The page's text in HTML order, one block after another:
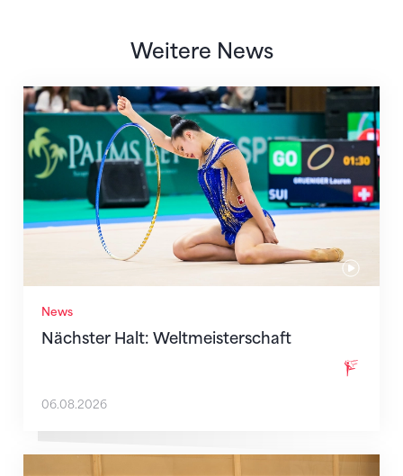
Weitere News
News
Nächster Halt: Weltmeisterschaft
Nächster Halt: Weltmeisterschaft
06.08.2026
Mit klaren Zielen nach Zagreb